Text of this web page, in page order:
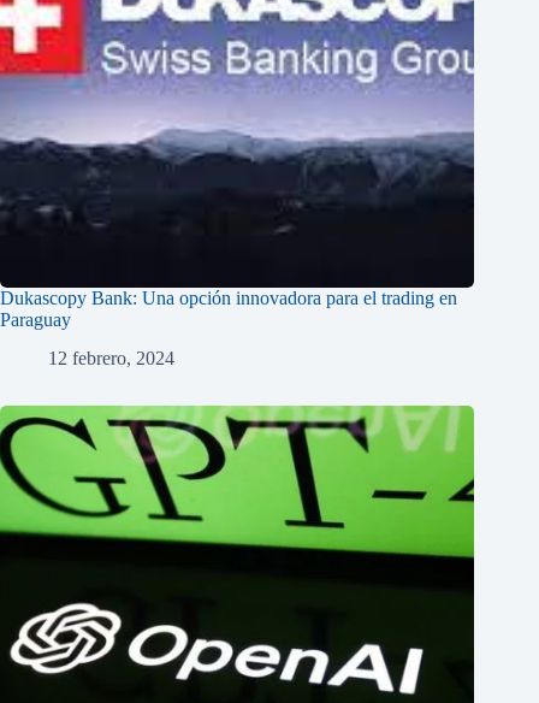
Dukascopy Bank: Una opción innovadora para el trading en
Paraguay
12 febrero, 2024